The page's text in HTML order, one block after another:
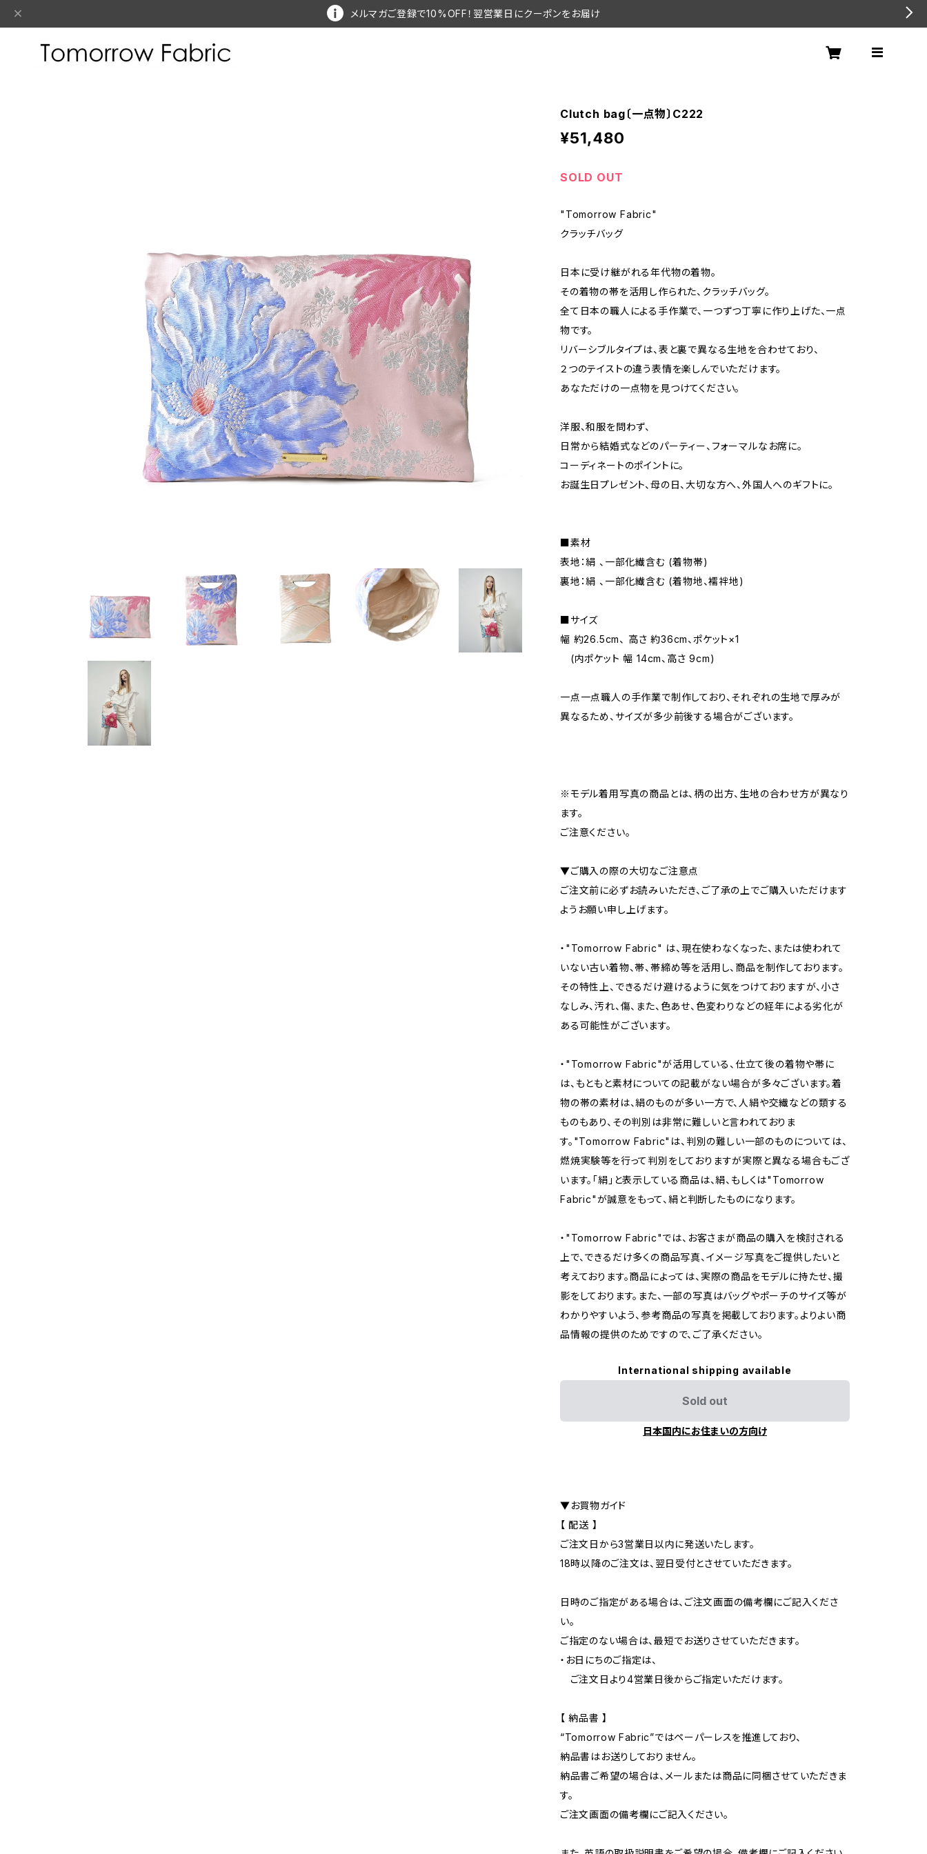
メルマガご登録で10%OFF！翌営業日にクーポンをお届け
Clutch bag〔一点物〕C222
¥51,480
SOLD OUT
"Tomorrow Fabric"
クラッチバッグ
日本に受け継がれる年代物の着物。
その着物の帯を活用し作られた、クラッチバッグ。
全て日本の職人による手作業で、一つずつ丁寧に作り上げた、一点
物です。
リバーシブルタイプは、表と裏で異なる生地を合わせており、
２つのテイストの違う表情を楽しんでいただけます。
あなただけの一点物を見つけてください。
洋服、和服を問わず、
日常から結婚式などのパーティー、フォーマルなお席に。
コーディネートのポイントに。
お誕生日プレゼント、母の日、大切な方へ、外国人へのギフトに。
■素材
表地：絹 、一部化繊含む (着物帯)
裏地：絹 、一部化繊含む (着物地、襦袢地)
■サイズ
幅 約26.5cm、 高さ 約36cm、ポケット×1
(内ポケット 幅 14cm、高さ 9cm)
一点一点職人の手作業で制作しており、それぞれの生地で厚みが
異なるため、サイズが多少前後する場合がございます。
※モデル着用写真の商品とは、柄の出方、生地の合わせ方が異なり
ます。
ご注意ください。
▼ご購入の際の大切なご注意点
ご注文前に必ずお読みいただき、ご了承の上でご購入いただけます
ようお願い申し上げます。
・"Tomorrow Fabric" は、現在使わなくなった、または使われて
いない古い着物、帯、帯締め等を活用し、商品を制作しております。
その特性上、できるだけ避けるように気をつけておりますが、小さ
なしみ、汚れ、傷、また、色あせ、色変わりなどの経年による劣化が
ある可能性がございます。
・"Tomorrow Fabric"が活用している、仕立て後の着物や帯に
は、もともと素材についての記載がない場合が多々ございます。着
物の帯の素材は、絹のものが多い一方で、人絹や交繊などの類する
ものもあり、その判別は非常に難しいと言われておりま
す。"Tomorrow Fabric"は、判別の難しい一部のものについては、
燃焼実験等を行って判別をしておりますが実際と異なる場合もござ
います。「絹」と表示している商品は、絹、もしくは"Tomorrow
Fabric"が誠意をもって、絹と判断したものになります。
・"Tomorrow Fabric"では、お客さまが商品の購入を検討される
上で、できるだけ多くの商品写真、イメージ写真をご提供したいと
考えております。商品によっては、実際の商品をモデルに持たせ、撮
影をしております。また、一部の写真はバッグやポーチのサイズ等が
わかりやすいよう、参考商品の写真を掲載しております。よりよい商
品情報の提供のためですので、ご了承ください。
International shipping available
Sold out
日本国内にお住まいの方向け
▼お買物ガイド
【 配送 】
ご注文日から3営業日以内に発送いたします。
18時以降のご注文は、翌日受付とさせていただきます。
日時のご指定がある場合は、ご注文画面の備考欄にご記入くださ
い。
ご指定のない場合は、最短でお送りさせていただきます。
・お日にちのご指定は、
ご注文日より4営業日後からご指定いただけます。
【 納品書 】
“Tomorrow Fabric”ではペーパーレスを推進しており、
納品書はお送りしておりません。
納品書ご希望の場合は、メールまたは商品に同梱させていただきま
す。
ご注文画面の備考欄にご記入ください。